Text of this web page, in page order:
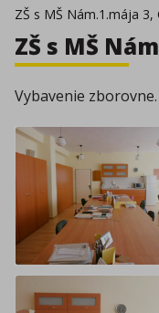
ZŠ s MŠ Nám.1.mája 3,
ZŠ s MŠ
Vybavenie zborovne.